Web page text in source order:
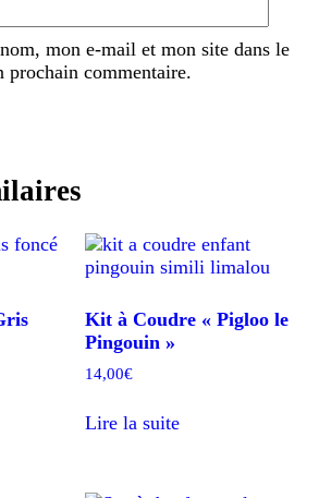
mon e-mail et mon site dans le
prochain commentaire.
Kit à Coudre « Pigloo le
Pingouin »
14,00€
Lire la suite